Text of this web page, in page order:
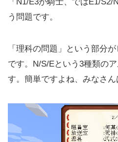
う問題です。
「理科の問題」という部分
です。N/S/Eという3種類の
す。簡単ですよね、みなさ